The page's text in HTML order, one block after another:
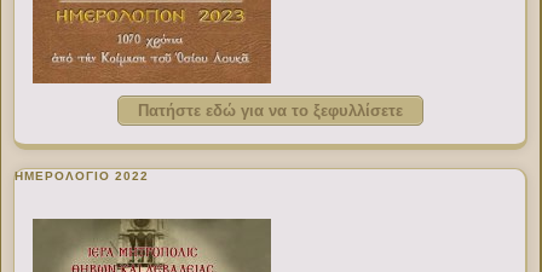
Πατήστε εδώ για να το ξεφυλλίσετε
ΗΜΕΡΟΛΟΓΙΟ 2022